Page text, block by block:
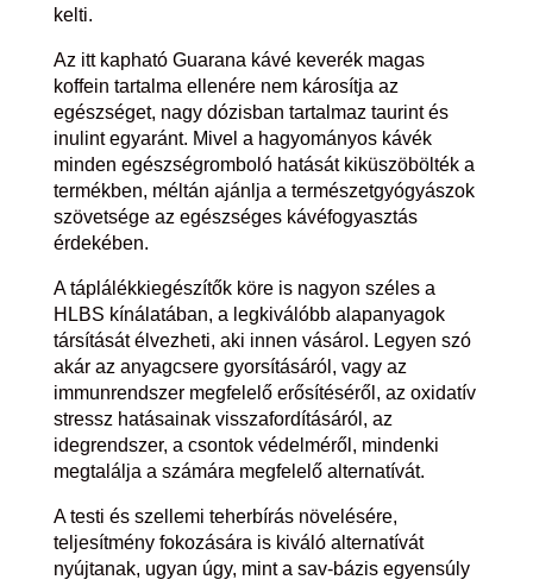
kelti.
Az itt kapható Guarana kávé keverék magas
koffein tartalma ellenére nem károsítja az
egészséget, nagy dózisban tartalmaz taurint és
inulint egyaránt. Mivel a hagyományos kávék
minden egészségromboló hatását kiküszöbölték a
termékben, méltán ajánlja a természetgyógyászok
szövetsége az egészséges kávéfogyasztás
érdekében.
A táplálékkiegészítők köre is nagyon széles a
HLBS kínálatában, a legkiválóbb alapanyagok
társítását élvezheti, aki innen vásárol. Legyen szó
akár az anyagcsere gyorsításáról, vagy az
immunrendszer megfelelő erősítéséről, az oxidatív
stressz hatásainak visszafordításáról, az
idegrendszer, a csontok védelméről, mindenki
megtalálja a számára megfelelő alternatívát.
A testi és szellemi teherbírás növelésére,
teljesítmény fokozására is kiváló alternatívát
nyújtanak, ugyan úgy, mint a sav-bázis egyensúly